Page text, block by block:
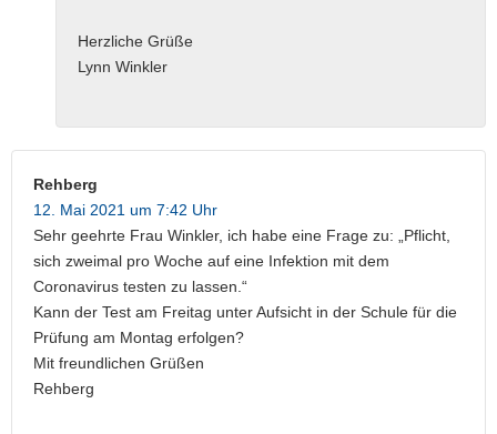
Herzliche Grüße
Lynn Winkler
Rehberg
12. Mai 2021 um 7:42 Uhr
Sehr geehrte Frau Winkler, ich habe eine Frage zu: „Pflicht,
sich zweimal pro Woche auf eine Infektion mit dem
Coronavirus testen zu lassen.“
Kann der Test am Freitag unter Aufsicht in der Schule für die
Prüfung am Montag erfolgen?
Mit freundlichen Grüßen
Rehberg